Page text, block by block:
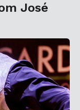
José